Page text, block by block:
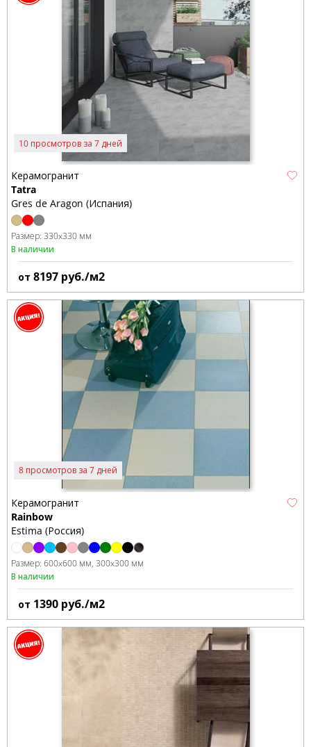
10 просмотров за 7 дней
Керамогранит
Tatra
Gres de Aragon (Испания)
Размер: 330x330 мм
В наличии
от 8197 руб./м2
8 просмотров за 7 дней
Керамогранит
Rainbow
Estima (Россия)
Размер: 600x600 мм 300x300 мм
В наличии
от 1390 руб./м2